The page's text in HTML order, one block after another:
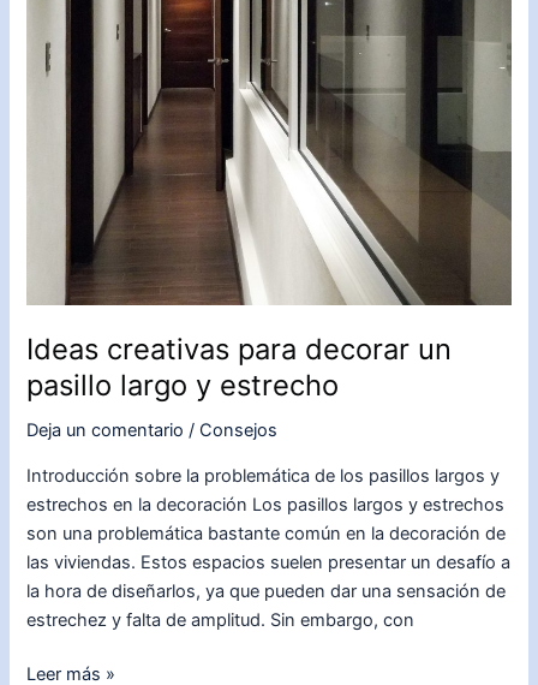
terraza
Ideas creativas para decorar un
pasillo largo y estrecho
Deja un comentario / Consejos
Introducción sobre la problemática de los pasillos largos y
estrechos en la decoración Los pasillos largos y estrechos
son una problemática bastante común en la decoración de
las viviendas. Estos espacios suelen presentar un desafío a
la hora de diseñarlos, ya que pueden dar una sensación de
estrechez y falta de amplitud. Sin embargo, con
Ideas
Leer más »